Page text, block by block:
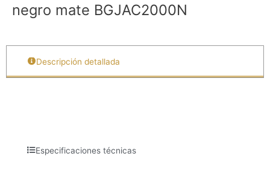
negro mate BGJAC2000N
Descripción detallada
Especificaciones técnicas